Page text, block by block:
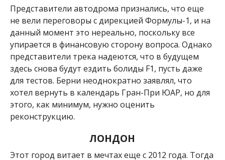
Представители автодрома признались, что еще
не вели переговоры с дирекцией Формулы-1, и на
данный момент это нереально, поскольку все
упирается в финансовую сторону вопроса. Однако
представители трека надеются, что в будущем
здесь снова будут ездить болиды F1, пусть даже
для тестов. Берни неоднократно заявлял, что
хотел вернуть в календарь Гран-При ЮАР, но для
этого, как минимум, нужно оценить
реконструкцию.
ЛОНДОН
Этот город витает в мечтах еще с 2012 года. Тогда